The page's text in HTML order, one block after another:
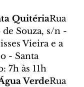
QuitériaRua
Souza, s/n -
Vieira e a
- Santa
7h às 11h
VerdeRua